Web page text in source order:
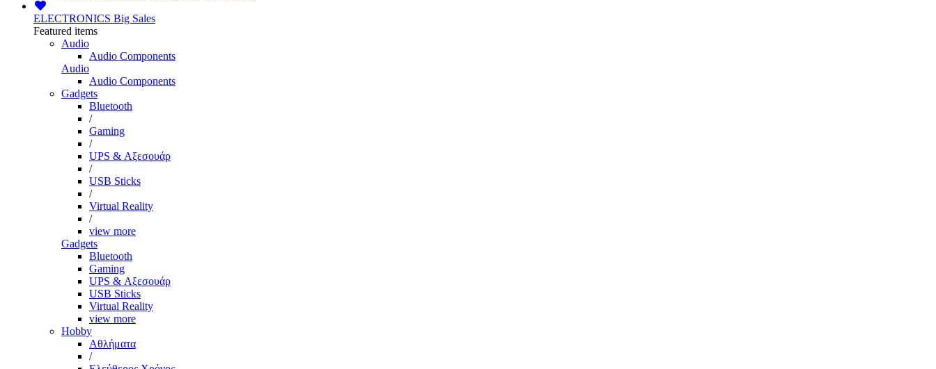
ELECTRONICS Big Sales
Featured items
Audio
Audio Components
Audio
Audio Components
Gadgets
Bluetooth
/
Gaming
/
UPS & Αξεσουάρ
/
USB Sticks
/
Virtual Reality
/
view more
Gadgets
Bluetooth
Gaming
UPS & Αξεσουάρ
USB Sticks
Virtual Reality
view more
Hobby
Αθλήματα
/